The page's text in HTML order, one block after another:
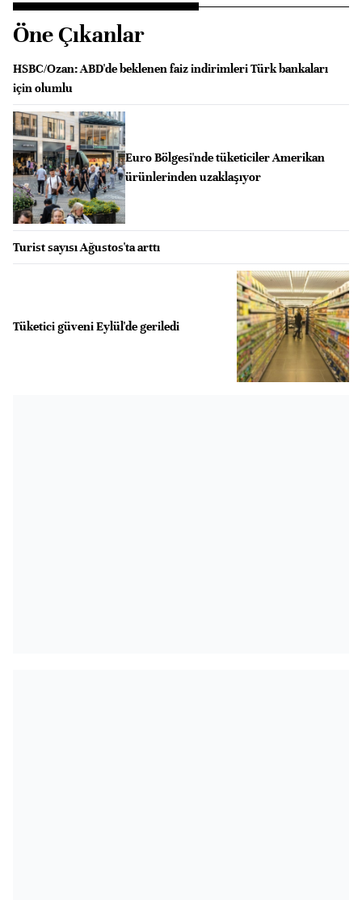
Öne Çıkanlar
HSBC/Ozan: ABD'de beklenen faiz indirimleri Türk bankaları
için olumlu
Euro Bölgesi'nde tüketiciler Amerikan
ürünlerinden uzaklaşıyor
Turist sayısı Ağustos'ta arttı
Tüketici güveni Eylül'de geriledi